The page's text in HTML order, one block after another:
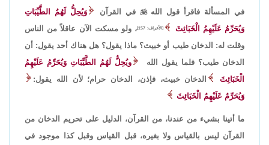
في المسألة فاقرأ قول الله في القرآن
وَيُحِلُّ لَهُمُ الطَّيِّبَاتِ
وَيُحَرِّمُ عَلَيْهِمُ الْخَبَائِثَ
[الأعراف: 157]
، ولو مسكت الآن عاقلاً من الناس
وقلت له: الدخان طيب أو خبيث؟ ماذا يقول؟ هل هناك أحد يقول: أن
الدخان طيب؟ فلما يقول الله
ويُحِلُّ لَهُمُ الطَّيِّبَاتِ وَيُحَرِّمُ عَلَيْهِمُ
الْخَبَائِثَ
الدخان خبيث، فإذن، الدخان حرام؛ لأن الله يقول:
وَيُحَرِّمُ عَلَيْهِمُ الْخَبَائِثَ
ما أتينا بشيء من عندنا، من القرآن، الدليل على تحريم الدخان من
القرآن ليس بالقياس ولا بغيره، قبل القياس وقبل كذا موجود في